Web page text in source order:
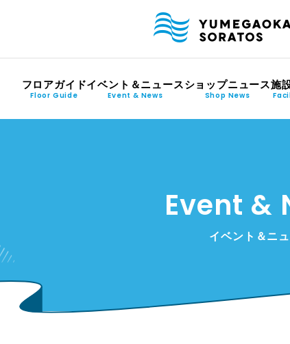
フロアガイド
Floor Guide
イベント＆ニュース
Event & News
ショップニュース
Shop News
施
Event &
イベント＆ニ